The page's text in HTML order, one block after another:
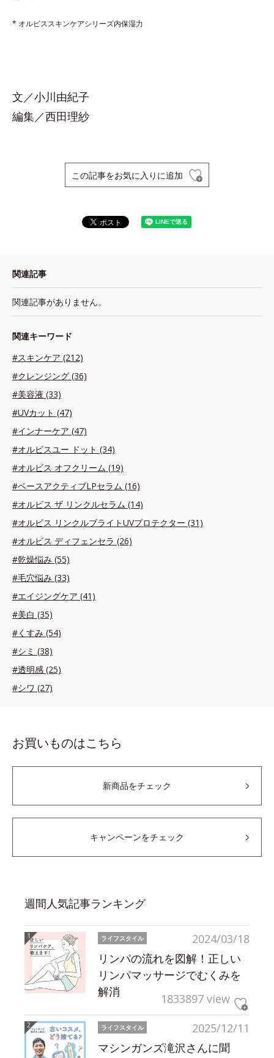
* オルビススキンケアシリーズ内保湿力
文／小川由紀子
編集／西田理紗
この記事をお気に入りに追加
関連記事
関連記事がありません。
関連キーワード
#スキンケア (212)
#クレンジング (36)
#美容液 (33)
#UVカット (47)
#インナーケア (47)
#オルビスユー ドット (34)
#オルビス オフクリーム (19)
#ベースアクティブLPセラム (16)
#オルビス ザ リンクルセラム (14)
#オルビス リンクルブライトUVプロテクター (31)
#オルビス ディフェンセラ (26)
#乾燥悩み (55)
#毛穴悩み (33)
#エイジングケア (41)
#美白 (35)
#くすみ (54)
#シミ (38)
#透明感 (25)
#シワ (27)
お買いものはこちら
新商品をチェック
キャンペーンをチェック
週間人気記事ランキング
2024/03/18
ライフスタイル
リンパの流れを図解！正しい
リンパマッサージでむくみを
解消
1833897 view
2025/12/11
ライフスタイル
マシンガンズ滝沢さんに聞